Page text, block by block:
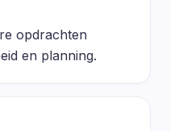
opdrachten
en planning.